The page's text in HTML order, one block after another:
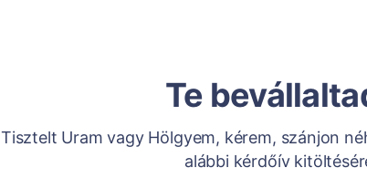
Te
Tisztelt Uram vagy Hölgyem, kérem, szánjon
alábbi kérdőív